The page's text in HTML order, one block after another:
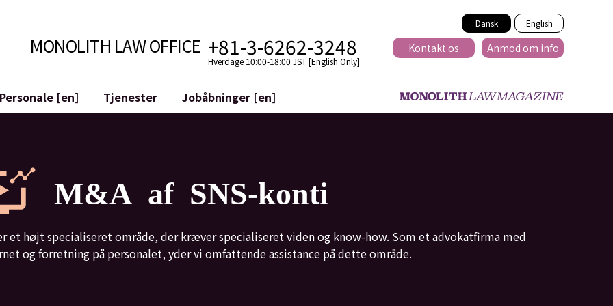
Dansk English
MONOLITH LAW OFFICE +81-3-6262-3248
Hverdage 10:00-18:00 JST [English Only]
Kontakt os Anmod om info
Personale [en]
Tjenester
og Blockchains
osv.)
M&A af SNS-konti
Mitigering af Omdømmeskade
Jobåbninger [en]
M&A af SNS-konti
et højt specialiseret område, der kræver specialiseret viden og know-how. Som et advokatfirma med
og forretning på personalet, yder vi omfattende assistance på dette område.